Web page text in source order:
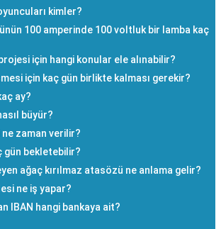
kimler?
100 amperinde 100 voltluk bir lamba kaç
için hangi konular ele alınabilir?
için kaç gün birlikte kalması gerekir?
ay?
büyür?
zaman verilir?
gün bekletebilir?
ağaç kırılmaz atasözü ne anlama gelir?
ne iş yapar?
IBAN hangi bankaya ait?